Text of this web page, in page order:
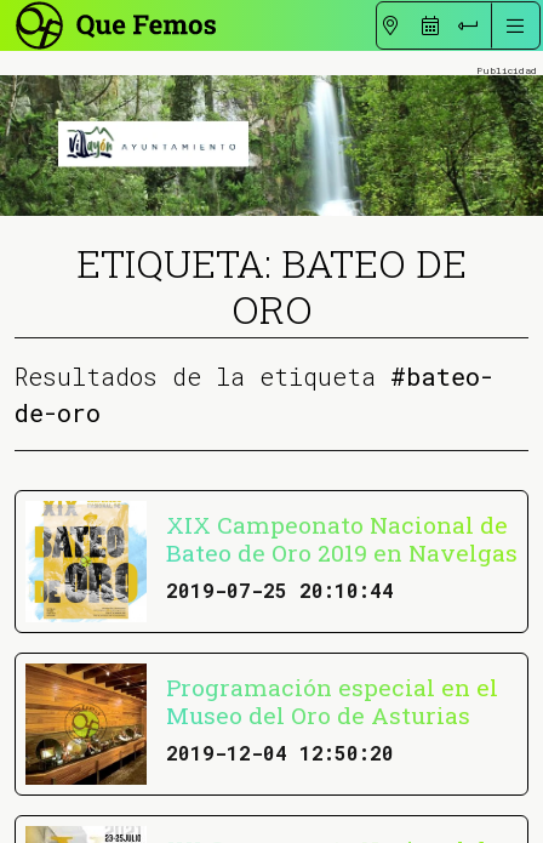
ETIQUETA: BATEO DE
ORO
Resultados de la etiqueta #bateo-
de-oro
XIX Campeonato Nacional de
Bateo de Oro 2019 en Navelgas
2019-07-25 20:10:44
Programación especial en el
Museo del Oro de Asturias
2019-12-04 12:50:20